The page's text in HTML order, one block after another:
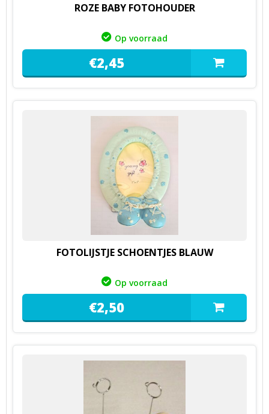
ROZE BABY FOTOHOUDER
Op voorraad
€2,45
FOTOLIJSTJE SCHOENTJES BLAUW
Op voorraad
€2,50